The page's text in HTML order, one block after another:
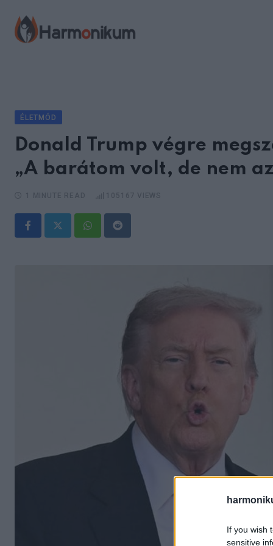
If you wish
sensitive
content
ÉLETMÓD
Donald Trump végre
„A barátom volt, de nem
WhatsappReddit